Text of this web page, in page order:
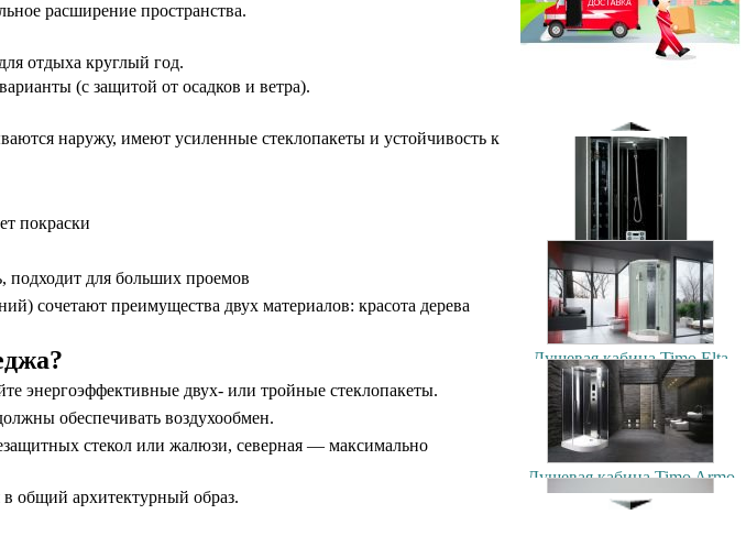
расширение пространства.
отдыха круглый год.
(с защитой от осадков и ветра).
наружу, имеют усиленные стеклопакеты и устойчивость к
покраски
для больших проемов
сочетают преимущества двух материалов: красота дерева
энергоэффективные двух- или тройные стеклопакеты.
обеспечивать воздухообмен.
стекол или жалюзи, северная — максимально
общий архитектурный образ.
Душевая кабина Timo T-1170
170x88см
70500.00 руб.
106900.00 руб.
Душевая кабина Timo T-1102
120x85см (L/R)
56200.00 руб.
Душевая кабина Timo Elta
90x90см
79300.00 руб.
Душевая кабина Timo Armo
90x90см
103500.00 руб.